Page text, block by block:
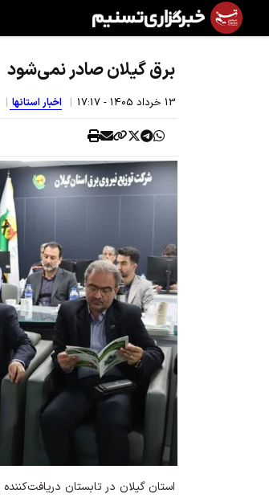
برق گیلان صادر نمی‌شود
13 خرداد 1405 - 17:17 اخبار استانها
استان گیلان در تابستان